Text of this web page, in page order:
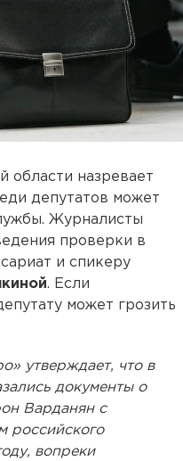
области назревает
депутатов может
Журналисты
проверки в
и спикеру
. Если
может грозить
утверждает, что в
документы о
Варданян с
российского
вопреки